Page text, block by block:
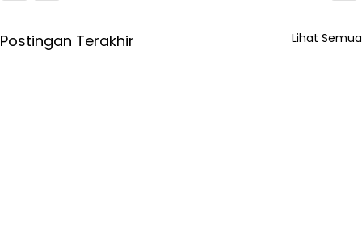
Postingan Terakhir Lihat Semua